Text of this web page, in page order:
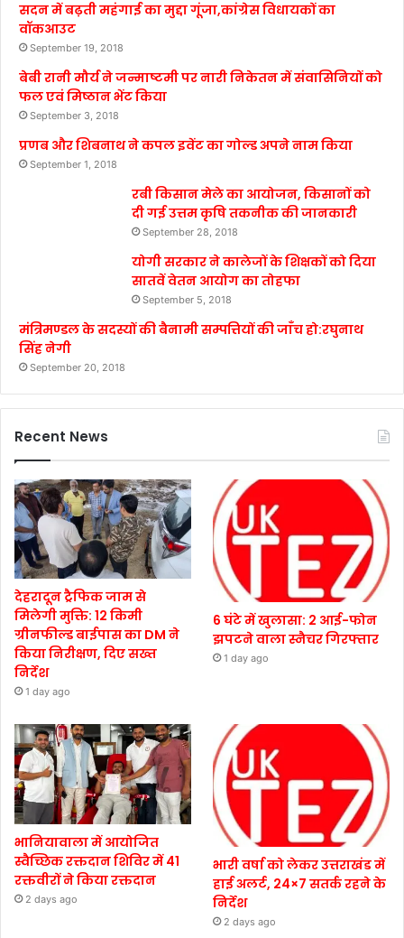
सदन में बढ़ती महंगाई का मुद्दा गूंजा,कांग्रेस विधायकों का
वॉकआउट
September 19, 2018
बेबी रानी मौर्य ने जन्माष्टमी पर नारी निकेतन में संवासिनियों को
फल एवं मिष्ठान भेंट किया
September 3, 2018
प्रणब और शिबनाथ ने कपल इवेंट का गोल्ड अपने नाम किया
September 1, 2018
रबी किसान मेले का आयोजन, किसानों को
दी गई उत्तम कृषि तकनीक की जानकारी
September 28, 2018
योगी सरकार ने कालेजों के शिक्षकों को दिया
सातवें वेतन आयोग का तोहफा
September 5, 2018
मंत्रिमण्डल के सदस्यों की बैनामी सम्पत्तियों की जाँच हो:रघुनाथ
सिंह नेगी
September 20, 2018
Recent News
देहरादून ट्रैफिक जाम से
मिलेगी मुक्ति: 12 किमी
ग्रीनफील्ड बाईपास का DM ने
किया निरीक्षण, दिए सख्त
निर्देश
1 day ago
6 घंटे में खुलासा: 2 आई-फोन
झपटने वाला स्नैचर गिरफ्तार
1 day ago
भानियावाला में आयोजित
स्वैच्छिक रक्तदान शिविर में 41
रक्तवीरों ने किया रक्तदान
2 days ago
भारी वर्षा को लेकर उत्तराखंड में
हाई अलर्ट, 24×7 सतर्क रहने के
निर्देश
2 days ago